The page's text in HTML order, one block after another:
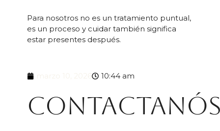
Para nosotros no es un tratamiento puntual,
es un proceso y cuidar también significa
estar presentes después.
10:44 am